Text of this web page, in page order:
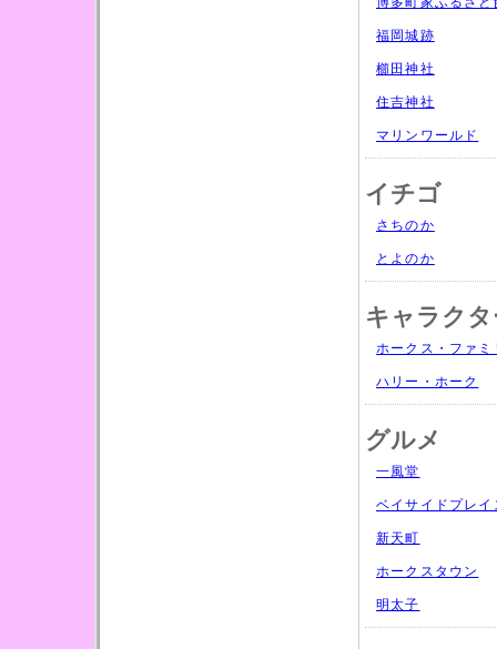
福岡城跡
櫛田神社
住吉神社
マリンワールド
イチゴ
さちのか
とよのか
キャラクタ
ホークス・ファミ
ハリー・ホーク
グルメ
一風堂
ベイサイドプレイ
新天町
ホークスタウン
明太子